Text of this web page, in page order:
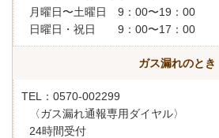
月曜日〜土曜日 9：00〜19：00
日曜日・祝日 9：00〜17：00
ガス漏れのとき
TEL：0570-002299
〈ガス漏れ通報専用ダイヤル〉
24時間受付